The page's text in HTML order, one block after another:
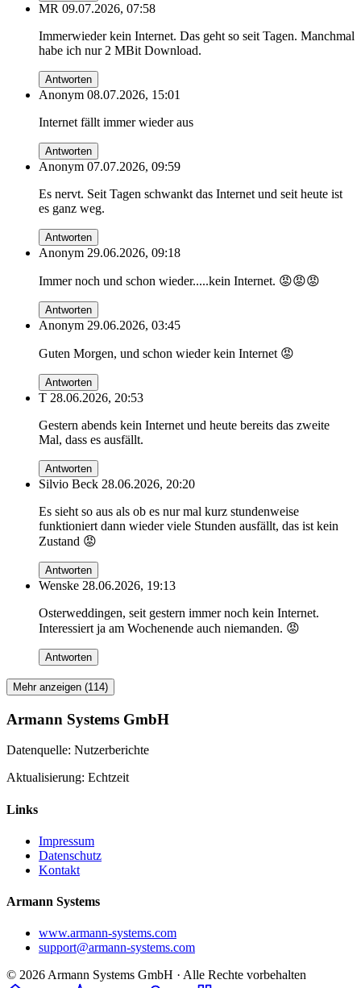
MR 09.07.2026, 07:58
Immerwieder kein Internet. Das geht so seit Tagen. Manchmal
habe ich nur 2 MBit Download.
Antworten
Anonym 08.07.2026, 15:01
Internet fällt immer wieder aus
Antworten
Anonym 07.07.2026, 09:59
Es nervt. Seit Tagen schwankt das Internet und seit heute ist
es ganz weg.
Antworten
Anonym 29.06.2026, 09:18
Immer noch und schon wieder.....kein Internet. 😡😡😡
Antworten
Anonym 29.06.2026, 03:45
Guten Morgen, und schon wieder kein Internet 😡
Antworten
T 28.06.2026, 20:53
Gestern abends kein Internet und heute bereits das zweite
Mal, dass es ausfällt.
Antworten
Silvio Beck 28.06.2026, 20:20
Es sieht so aus als ob es nur mal kurz stundenweise
funktioniert dann wieder viele Stunden ausfällt, das ist kein
Zustand 😡
Antworten
Wenske 28.06.2026, 19:13
Osterweddingen, seit gestern immer noch kein Internet.
Interessiert ja am Wochenende auch niemanden. 😡
Antworten
Mehr anzeigen (114)
Armann Systems GmbH
Datenquelle: Nutzerberichte
Aktualisierung: Echtzeit
Links
Impressum
Datenschutz
Kontakt
Armann Systems
www.armann-systems.com
support@armann-systems.com
© 2026 Armann Systems GmbH · Alle Rechte vorbehalten